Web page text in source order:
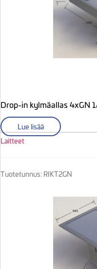
Drop-in kylmäallas 4xGN
Lue lisää
Laitteet
Tuotetunnus: RIKT2GN